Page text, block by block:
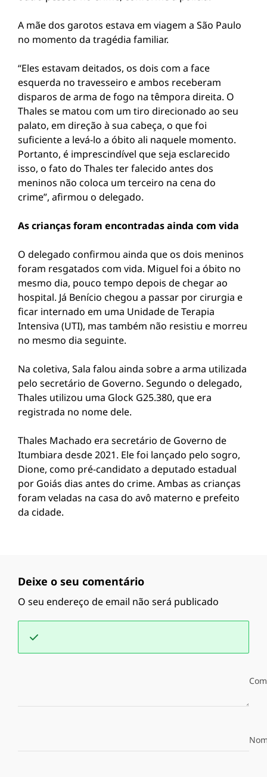
A mãe dos garotos estava em viagem a São Paulo
no momento da tragédia familiar.
“Eles estavam deitados, os dois com a face
esquerda no travesseiro e ambos receberam
disparos de arma de fogo na têmpora direita. O
Thales se matou com um tiro direcionado ao seu
palato, em direção à sua cabeça, o que foi
suficiente a levá-lo a óbito ali naquele momento.
Portanto, é imprescindível que seja esclarecido
isso, o fato do Thales ter falecido antes dos
meninos não coloca um terceiro na cena do
crime”, afirmou o delegado.
As crianças foram encontradas ainda com vida
O delegado confirmou ainda que os dois meninos
foram resgatados com vida. Miguel foi a óbito no
mesmo dia, pouco tempo depois de chegar ao
hospital. Já Benício chegou a passar por cirurgia e
ficar internado em uma Unidade de Terapia
Intensiva (UTI), mas também não resistiu e morreu
no mesmo dia seguinte.
Na coletiva, Sala falou ainda sobre a arma utilizada
pelo secretário de Governo. Segundo o delegado,
Thales utilizou uma Glock G25.380, que era
registrada no nome dele.
Thales Machado era secretário de Governo de
Itumbiara desde 2021. Ele foi lançado pelo sogro,
Dione, como pré-candidato a deputado estadual
por Goiás dias antes do crime. Ambas as crianças
foram veladas na casa do avô materno e prefeito
da cidade.
Deixe o seu comentário
O seu endereço de email não será publicado